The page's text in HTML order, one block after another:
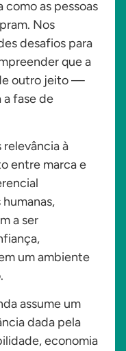
as pessoas
Nos
desafios para
que a
outro jeito —
fase de
relevância à
entre marca e
a ser
um ambiente
assume um
dada pela
economia